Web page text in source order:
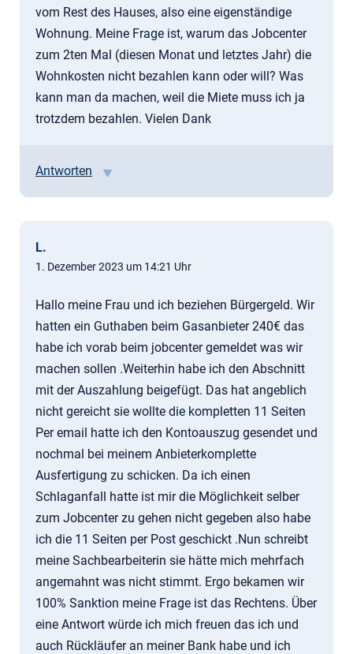
vom Rest des Hauses, also eine eigenständige
Wohnung. Meine Frage ist, warum das Jobcenter
zum 2ten Mal (diesen Monat und letztes Jahr) die
Wohnkosten nicht bezahlen kann oder will? Was
kann man da machen, weil die Miete muss ich ja
trotzdem bezahlen. Vielen Dank
Antworten
L.
1. Dezember 2023 um 14:21 Uhr
Hallo meine Frau und ich beziehen Bürgergeld. Wir
hatten ein Guthaben beim Gasanbieter 240€ das
habe ich vorab beim jobcenter gemeldet was wir
machen sollen .Weiterhin habe ich den Abschnitt
mit der Auszahlung beigefügt. Das hat angeblich
nicht gereicht sie wollte die kompletten 11 Seiten
Per email hatte ich den Kontoauszug gesendet und
nochmal bei meinem Anbieterkomplette
Ausfertigung zu schicken. Da ich einen
Schlaganfall hatte ist mir die Möglichkeit selber
zum Jobcenter zu gehen nicht gegeben also habe
ich die 11 Seiten per Post geschickt .Nun schreibt
meine Sachbearbeiterin sie hätte mich mehrfach
angemahnt was nicht stimmt. Ergo bekamen wir
100% Sanktion meine Frage ist das Rechtens. Über
eine Antwort würde ich mich freuen das ich und
auch Rückläufer an meiner Bank habe und ich